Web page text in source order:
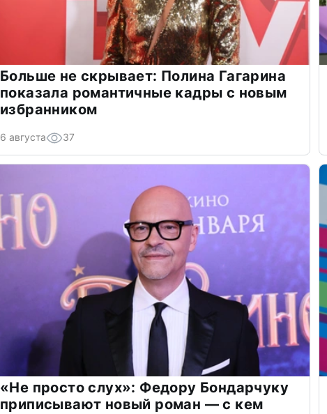
Больше не скрывает: Полина Гагарина
показала романтичные кадры с новым
избранником
6 августа 37
«Не просто слух»: Федору Бондарчуку
приписывают новый роман — с кем